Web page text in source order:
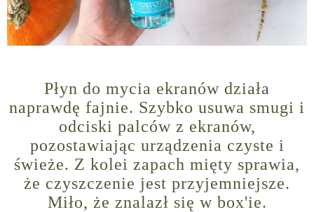
Płyn do mycia ekranów działa
naprawdę fajnie. Szybko usuwa smugi i
odciski palców z ekranów,
pozostawiając urządzenia czyste i
świeże. Z kolei zapach mięty sprawia,
że czyszczenie jest przyjemniejsze.
Miło, że znalazł się w box'ie.